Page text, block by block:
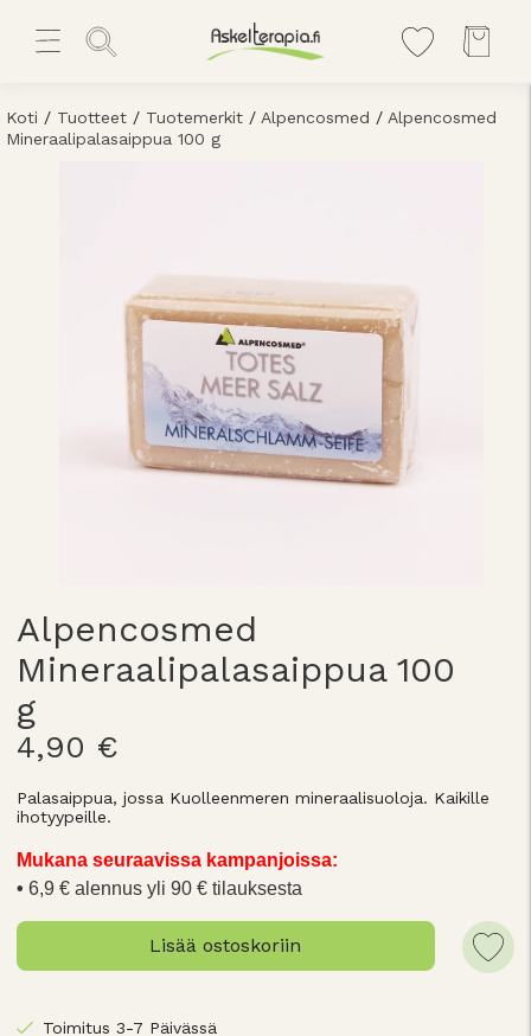
Koti / Tuotteet / Tuotemerkit / Alpencosmed / Alpencosmed
Mineraalipalasaippua 100 g
Alpencosmed
Mineraalipalasaippua 100
g
4,90 €
Palasaippua, jossa Kuolleenmeren mineraalisuoloja. Kaikille
ihotyypeille.
Mukana seuraavissa kampanjoissa:
6,9 € alennus yli 90 € tilauksesta
Lisää ostoskoriin
Toimitus 3-7 Päivässä